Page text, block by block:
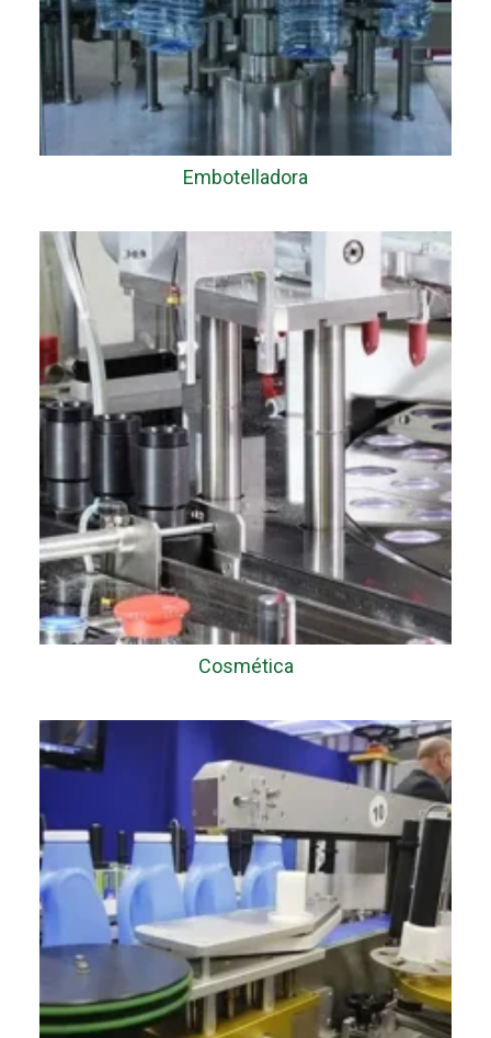
Embotelladora
Cosmética